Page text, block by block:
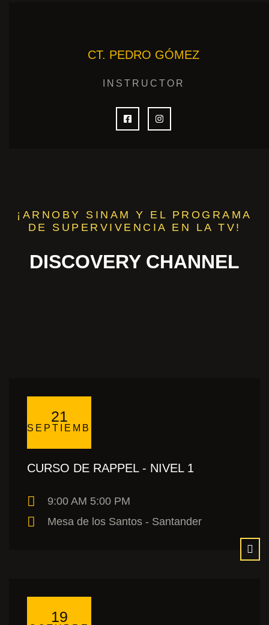
CT. PEDRO GÓMEZ
INSTRUCTOR
¡ARNOBY SINAM Y EL PROGRAMA
DE SUPERVIVENCIA EN LA TV!
DISCOVERY CHANNEL
21
SEPTIEMBRE
CURSO DE RAPPEL - NIVEL 1
9:00 AM 5:00 PM
Mesa de los Santos - Santander
19